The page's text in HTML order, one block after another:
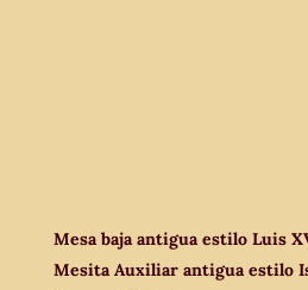
Mesa baja antigua estilo Luis
Mesita Auxiliar antigua estilo